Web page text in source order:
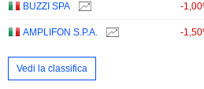
BUZZI SPA -
AMPLIFON S.P.A. -
Vedi la classifica